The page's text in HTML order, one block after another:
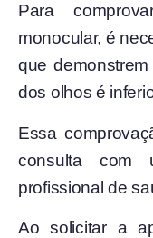
Para
monocular, é
que
dos olhos é
Essa
consulta com
profissional de
Ao solicitar a